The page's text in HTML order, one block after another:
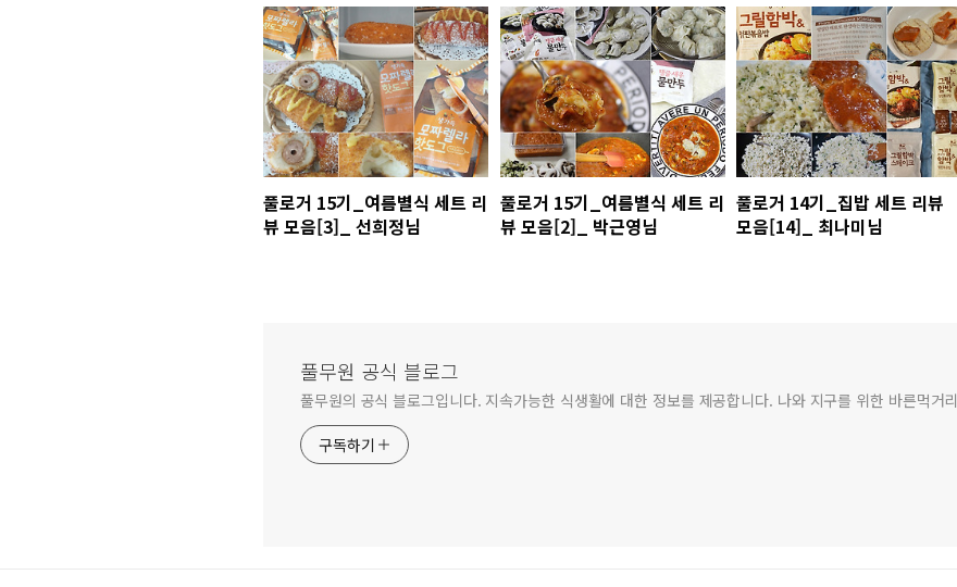
풀로거 15기_여름별식 세트 리
뷰 모음[3]_ 선희정님
풀로거 15기_여름별식 세트 리
뷰 모음[2]_ 박근영님
풀로거 14기_집밥 세트 리뷰
모음[14]_ 최나미님
풀무원 공식 블로그
풀무원의 공식 블로그입니다. 지속가능한 식생활에 대한 정보를 제공합니다. 나와 지구를 위한 바른먹거리
구독하기